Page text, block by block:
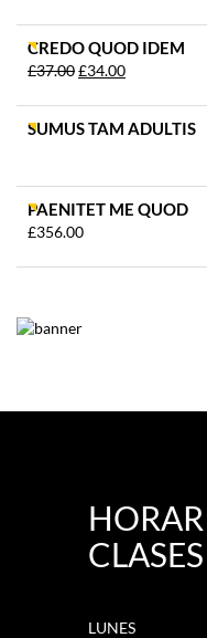
CREDO QUOD IDEM
£37.00El
era:
£34.00El
es:
SUMUS TAM ADULTIS
PAENITET ME QUOD
£356.00
LUNES